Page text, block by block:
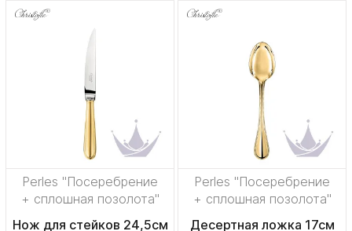
Perles "Посеребрение
+ сплошная позолота"
Нож для стейков 24,5см
Perles "Посеребрение
+ сплошная позолота"
Десертная ложка 17см